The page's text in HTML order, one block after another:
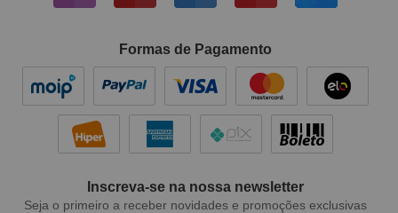
Formas de Pagamento
Inscreva-se na nossa newsletter
Seja o primeiro a receber novidades e promoções exclusivas